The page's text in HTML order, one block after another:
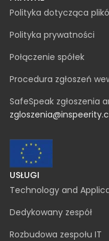
Polityka dotycząca
Polityka prywatności
Połączenie spółek
Procedura zgłoszeń
SafeSpeak zgłoszenia
USŁUGI
Technology and
Dedykowany zespół
Rozbudowa zespołu IT